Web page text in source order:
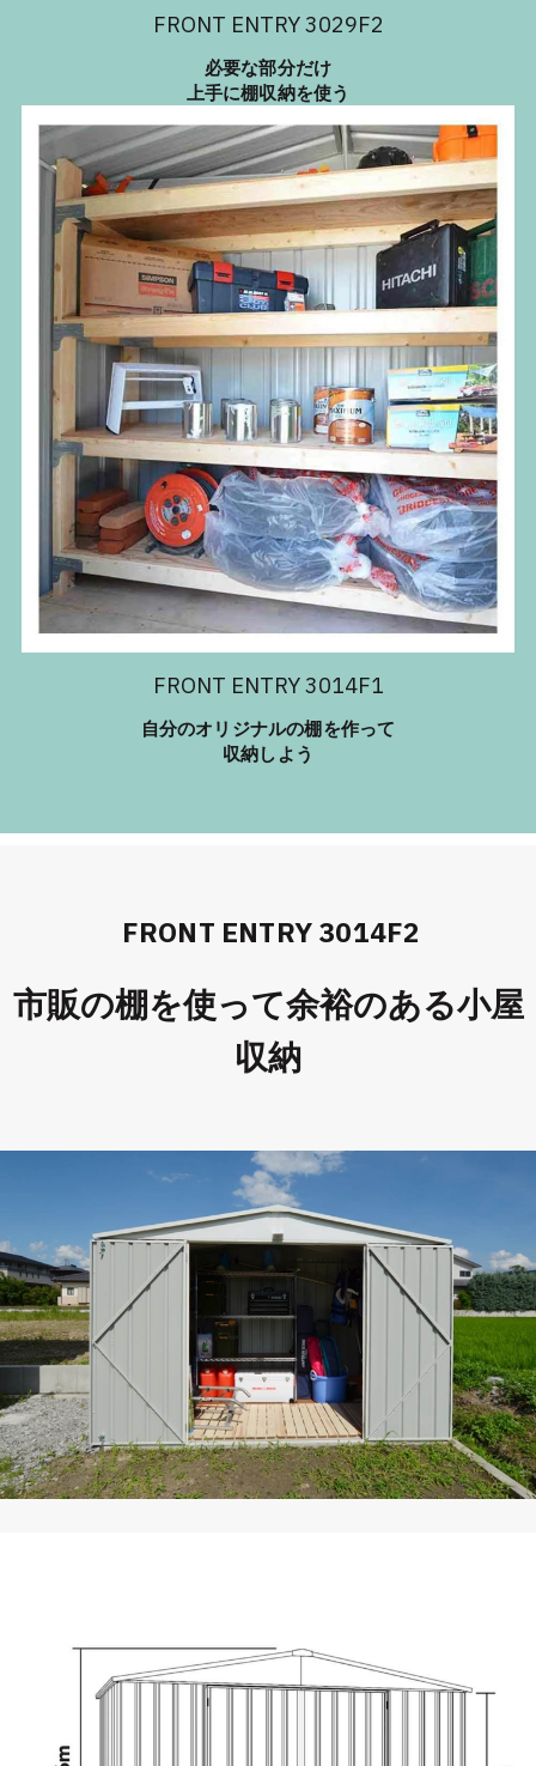
FRONT ENTRY 3029F2
必要な部分だけ
上手に棚収納を使う
FRONT ENTRY 3014F1
自分のオリジナルの棚を作って
収納しよう
FRONT ENTRY 3014F2
市販の棚を使って余裕のある小屋
収納